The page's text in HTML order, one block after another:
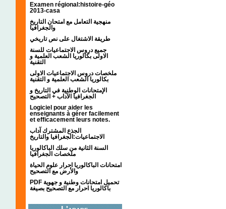
Examen régional:histoire-géo
2013-casa
منهجية التعامل مع امتحان التاريخ
والجغرافيا
طريقة الاشتغال على نص تاريخي
جميع دروس الاجتماعيات للسنة
الاولى بكالوريا الشعب العلمية و
التقنية
ملخصات دروس الاجتماعيات الاولى
بكالوريا الشعب العلمية و التقنية
الإمتحانات الوطنية في التاريخ و
الجغرافيا الآداب + التصحيح
Logiciel pour aider les
enseignants à gérer facilement
et efficacement leurs notes.
الجذع المشترك آداب
الاجتماعيات:الجغرافيا والتاريخ
السنة الثانية من سلك الباكالوريا
ملخصات الجغرافيا
امتحانات الباكالوريا احرار علوم الحياة
والأرض مع التصحيح
PDF تحميل امتحانات وطنية و جهوية
باكالوريا احرار مع التصحيح بصيغة